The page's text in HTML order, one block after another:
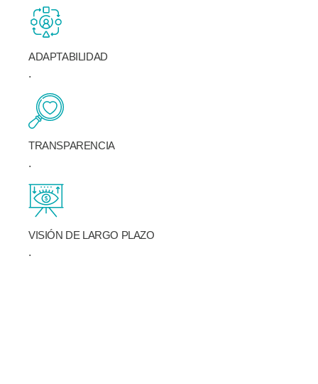
ADAPTABILIDAD
.
TRANSPARENCIA
.
VISIÓN DE LARGO PLAZO
.